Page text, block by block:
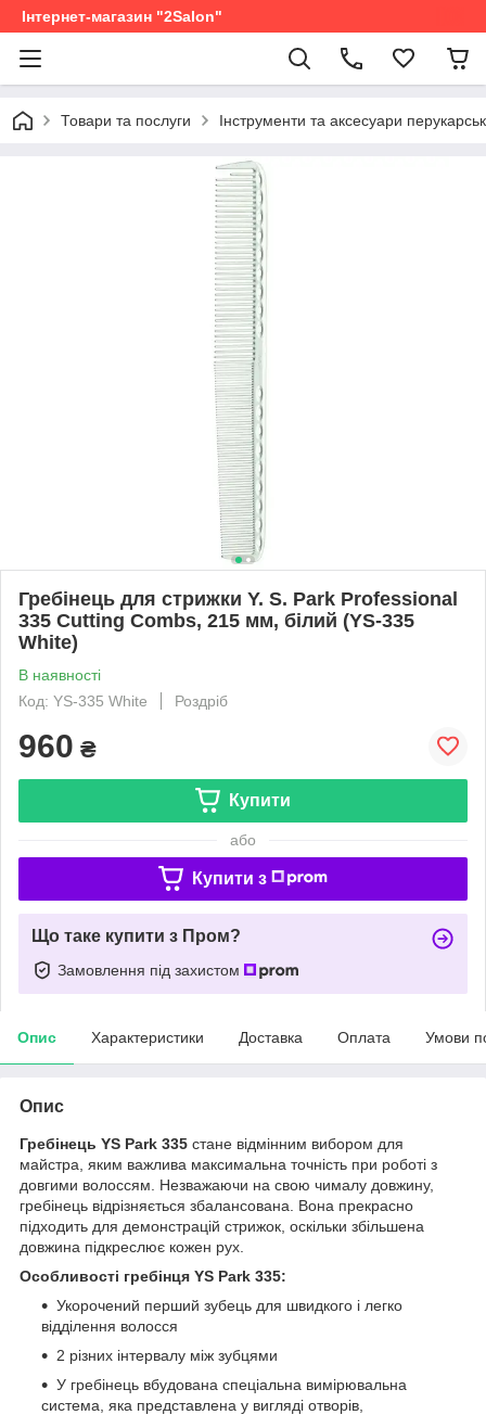
Інтернет-магазин "2Salon"
Товари та послуги Інструменти та аксесуари
Гребінець для стрижки Y. S. Park Professional
335 Cutting Combs, 215 мм, білий (YS-335
White)
В наявності
Код: YS-335 White
Роздріб
960 ₴
Купити
або
Купити з
Що таке купити з Пром?
Замовлення під захистом
Опис Характеристики Доставка Оплата Умови
Опис
Гребінець YS Park 335 стане відмінним вибором для
майстра, яким важлива максимальна точність при роботі з
довгими волоссям. Незважаючи на свою чималу довжину,
гребінець відрізняється збалансована. Вона прекрасно
підходить для демонстрацій стрижок, оскільки збільшена
довжина підкреслює кожен рух.
Особливості гребінця YS Park 335:
Укорочений перший зубець для швидкого і легко
відділення волосся
2 різних інтервалу між зубцями
У гребінець вбудована спеціальна вимірювальна
система, яка представлена у вигляді отворів,